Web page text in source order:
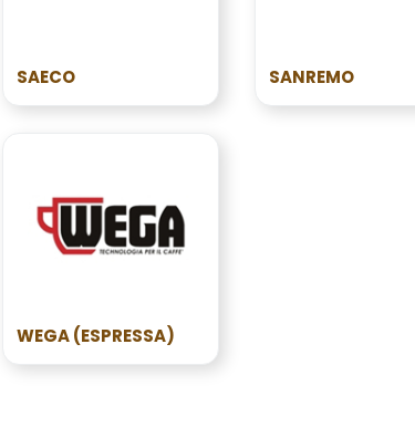
SAECO SANREMO
WEGA (ESPRESSA)